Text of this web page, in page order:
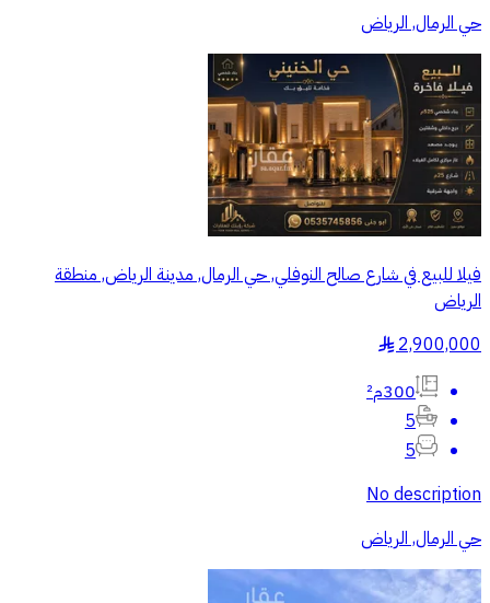
حي الرمال, الرياض
فيلا للبيع في شارع صالح النوفلي, حي الرمال, مدينة الرياض, منطقة
الرياض
2,900,000
§
300م²
5
5
No description
حي الرمال, الرياض